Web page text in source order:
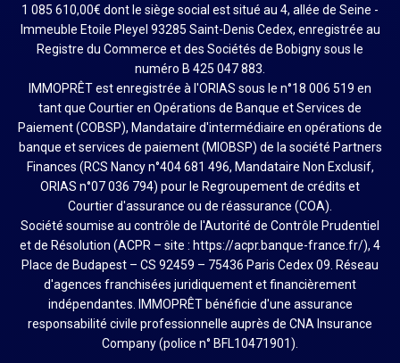
1 085 610,00€ dont le siège social est situé au 4, allée de Seine -
Immeuble Etoile Pleyel 93285 Saint-Denis Cedex, enregistrée au
Registre du Commerce et des Sociétés de Bobigny sous le
numéro B 425 047 883.
IMMOPRÊT est enregistrée à l'ORIAS sous le n°18 006 519 en
tant que Courtier en Opérations de Banque et Services de
Paiement (COBSP), Mandataire d'intermédiaire en opérations de
banque et services de paiement (MIOBSP) de la société Partners
Finances (RCS Nancy n°404 681 496, Mandataire Non Exclusif,
ORIAS n°07 036 794) pour le Regroupement de crédits et
Courtier d'assurance ou de réassurance (COA).
Société soumise au contrôle de l'Autorité de Contrôle Prudentiel
et de Résolution (ACPR – site : https://acpr.banque-france.fr/), 4
Place de Budapest – CS 92459 – 75436 Paris Cedex 09. Réseau
d'agences franchisées juridiquement et financièrement
indépendantes. IMMOPRÊT bénéficie d'une assurance
responsabilité civile professionnelle auprès de CNA Insurance
Company (police n° BFL10471901).